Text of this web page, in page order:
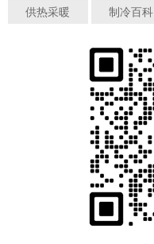
供热采暖
制冷百科